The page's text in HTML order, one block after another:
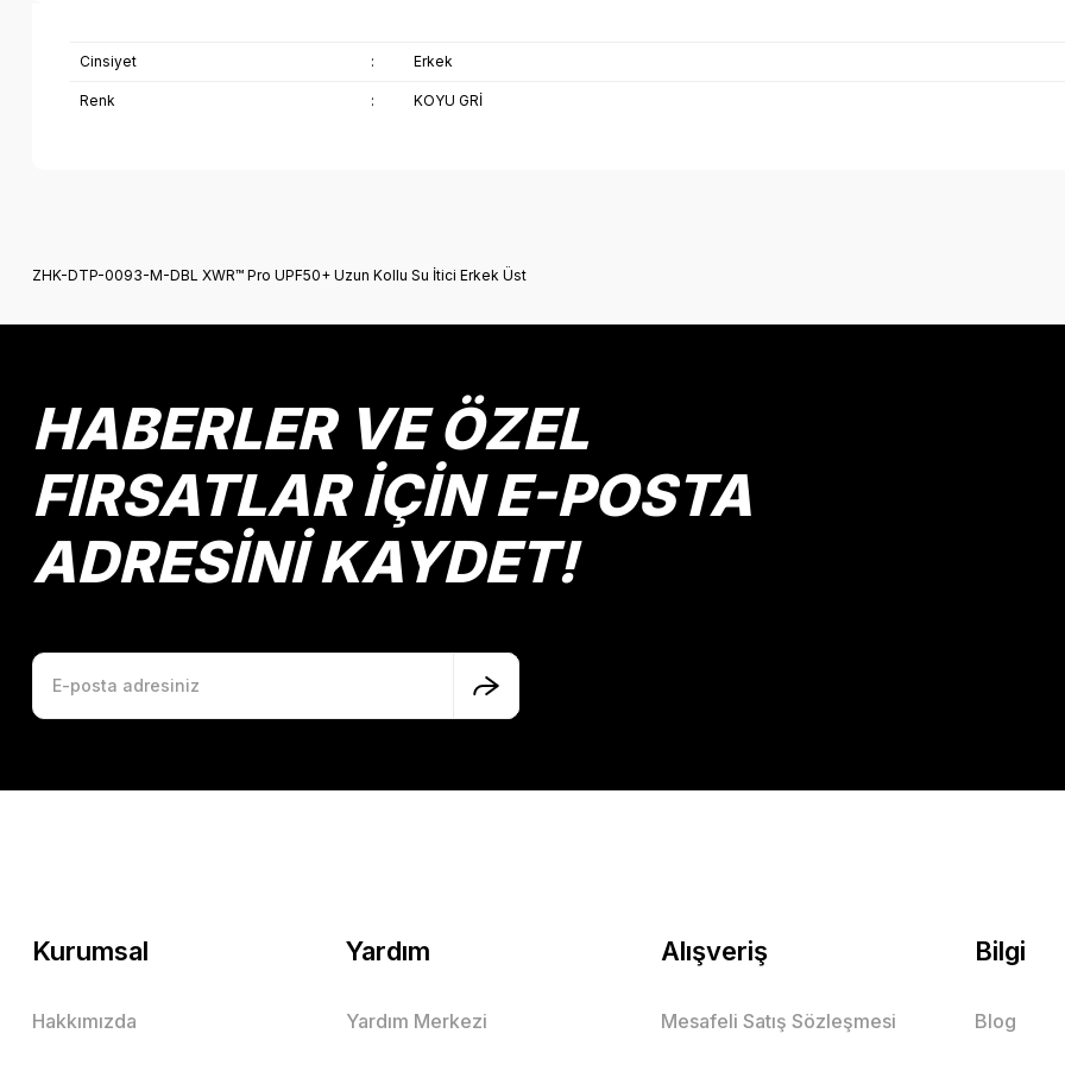
Cinsiyet : Erkek
Renk : KOYU GRİ
Yorum Yaz
Bu ürüne benzer farklı alternatifler olmalı.
ZHK-DTP-0093-M-DBL XWR™ Pro UPF50+ Uzun Kollu Su İtici Erkek Üst
HABERLER VE ÖZEL
FIRSATLAR İÇİN E-POSTA
ADRESİNİ KAYDET!
Kurumsal
Hakkımızda
Yardım
Yardım Merkezi
Alışveriş
Mesafeli Satış Sözleşmesi
Bilgi
Blog